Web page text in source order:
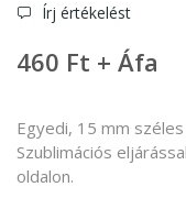
Írj értékelést
460 Ft + Áfa
Egyedi, 15 mm
Szublimációs
oldalon.